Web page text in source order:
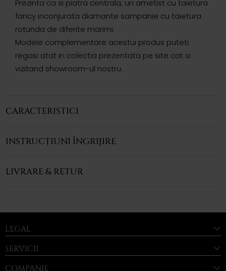
Prezinta ca si piatra centrala, un ametist cu taietura
fancy inconjurata diamante sampanie cu taietura
rotunda de diferite marimi.
Modele complementare acestui produs puteti
regasi atat in colectia prezentata pe site cat si
vizitand showroom-ul nostru.
CARACTERISTICI
INSTRUCȚIUNI ÎNGRIJIRE
LIVRARE & RETUR
LEGAL
SERVICII
COMPANIE